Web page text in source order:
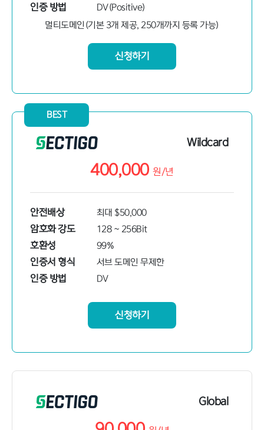
인증 방법
DV(Positive)
멀티도메인(기본 3개 제공, 250개까지 등록 가능)
신청하기
BEST
Wildcard
400,000원/년
안전배상 최대 $50,000
암호화 강도 128 ~ 256Bit
호환성 99%
인증서 형식 서브 도메인 무제한
인증 방법 DV
신청하기
Global